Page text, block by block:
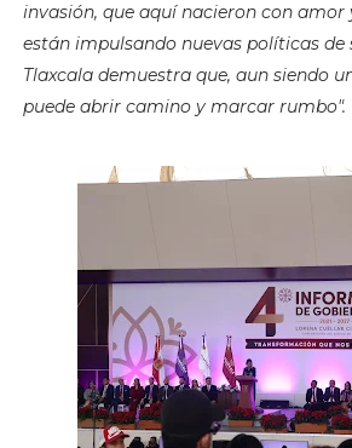
invasión, que aquí nacieron con
están impulsando nuevas políticas de
Tlaxcala demuestra que, aun siendo
puede abrir camino y marcar rumbo".